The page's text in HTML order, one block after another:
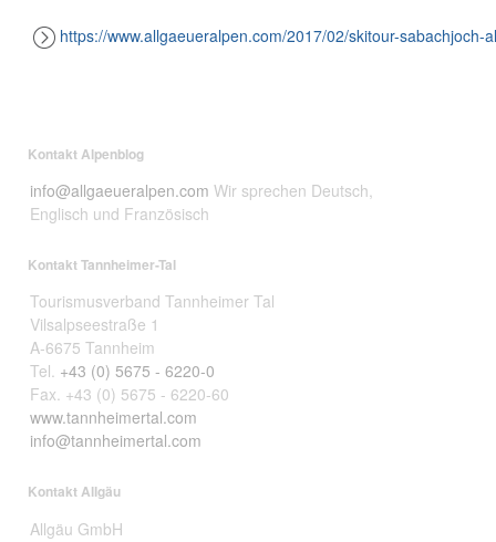
https://www.allgaeueralpen.com/2017/02/skitour-sabachjoch-
Kontakt Alpenblog
info@allgaeueralpen.com Wir sprechen Deutsch,
Englisch und Französisch
Kontakt Tannheimer-Tal
Tourismusverband Tannheimer Tal
Vilsalpseestraße 1
A-6675 Tannheim
Tel. +43 (0) 5675 - 6220-0
Fax. +43 (0) 5675 - 6220-60
www.tannheimertal.com
info@tannheimertal.com
Kontakt Allgäu
Allgäu GmbH